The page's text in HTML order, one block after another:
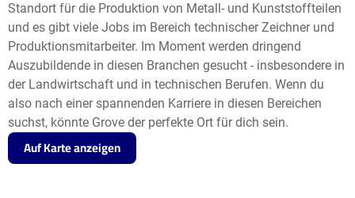
Standort für die Produktion von Metall- und Kunststoffteilen
und es gibt viele Jobs im Bereich technischer Zeichner und
Produktionsmitarbeiter. Im Moment werden dringend
Auszubildende in diesen Branchen gesucht - insbesondere in
der Landwirtschaft und in technischen Berufen. Wenn du
also nach einer spannenden Karriere in diesen Bereichen
suchst, könnte Grove der perfekte Ort für dich sein.
Auf Karte anzeigen